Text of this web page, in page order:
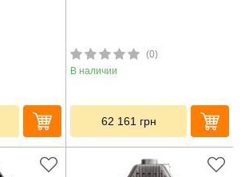
(0)
В наличии
62 161 грн